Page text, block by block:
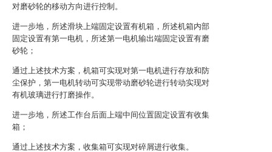
对磨砂轮的移动方向进行控制。
进一步地，所述滑块上端固定设置有机箱，所述机箱内部
固定设置有第一电机，所述第一电机输出端固定设置有磨
砂轮；
通过上述技术方案，机箱可实现对第一电机进行存放和防
尘保护，第一电机转动可实现带动磨砂轮进行转动实现对
有机玻璃进行打磨操作。
进一步地，所述工作台后面上端中间位置固定设置有收集
箱；
通过上述技术方案，收集箱可实现对碎屑进行收集。